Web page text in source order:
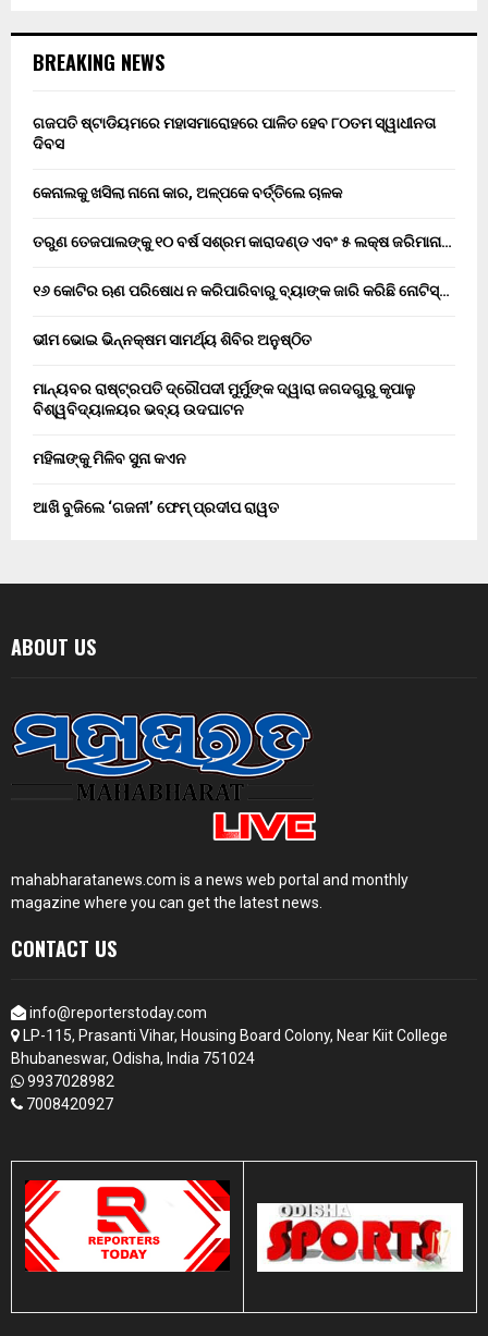
BREAKING NEWS
ଗଜପତି ଷ୍ଟାଡିୟମରେ ମହାସମାରୋହରେ ପାଳିତ ହେବ ୮୦ତମ ସ୍ୱାଧୀନତା
ଦିବସ
କେନାଲକୁ ଖସିଲା ନାନୋ କାର, ଅଳ୍ପକେ ବର୍ତ୍ତିଲେ ଚାଳକ
ତରୁଣ ତେଜପାଲଙ୍କୁ ୧୦ ବର୍ଷ ସଶ୍ରମ କାରାଦଣ୍ଡ ଏବଂ ₹୫ ଲକ୍ଷ ଜରିମାନା…
୧୬ କୋଟିର ଋଣ ପରିଷୋଧ ନ କରିପାରିବାରୁ ବ୍ୟାଙ୍କ ଜାରି କରିଛି ନୋଟିସ୍…
ଭୀମ ଭୋଇ ଭିନ୍ନକ୍ଷମ ସାମର୍ଥ୍ୟ ଶିବିର ଅନୁଷ୍ଠିତ
ମାନ୍ୟବର ରାଷ୍ଟ୍ରପତି ଦ୍ରୌପଦୀ ମୁର୍ମୁଙ୍କ ଦ୍ୱାରା ଜଗଦଗୁରୁ କୃପାଳୁ
ବିଶ୍ୱବିଦ୍ୟାଳୟର ଭବ୍ୟ ଉଦଘାଟନ
ମହିଳାଙ୍କୁ ମିଳିବ ସୁନା କଏନ
ଆଖି ବୁଜିଲେ ‘ଗଜନୀ’ ଫେମ୍ ପ୍ରଦୀପ ରାୱତ
ABOUT US
mahabharatanews.com is a news web portal and monthly
magazine where you can get the latest news.
CONTACT US
info@reporterstoday.com
LP-115, Prasanti Vihar, Housing Board Colony, Near Kiit College
Bhubaneswar, Odisha, India 751024
9937028982
7008420927